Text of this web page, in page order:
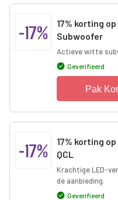
-17%
17% korting op
Subwoofer
Actieve witte
Geverifieerd
Pak
-17%
17% korting op
QCL
Krachtige LED-
de aanbieding.
Geverifieerd